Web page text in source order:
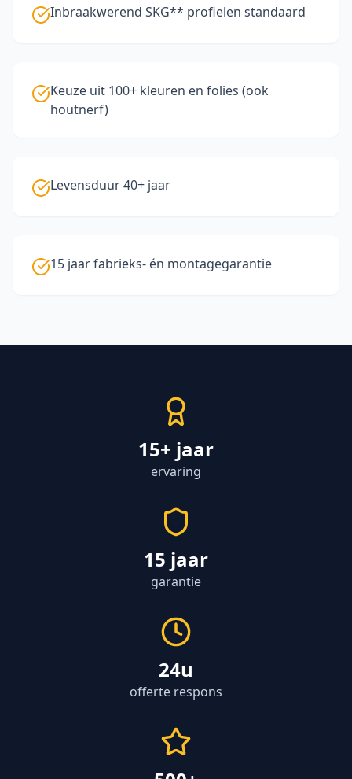
Inbraakwerend SKG** profielen standaard
Keuze uit 100+ kleuren en folies (ook
houtnerf)
Levensduur 40+ jaar
15 jaar fabrieks- én montagegarantie
15+ jaar
ervaring
15 jaar
garantie
24u
offerte respons